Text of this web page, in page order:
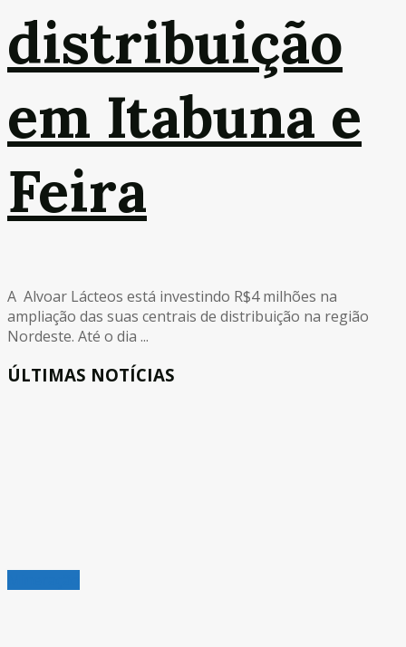
distribuição
em Itabuna e
Feira
A Alvoar Lácteos está investindo R$4 milhões na
ampliação das suas centrais de distribuição na região
Nordeste. Até o dia ...
ÚLTIMAS NOTÍCIAS